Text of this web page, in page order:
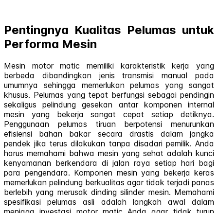
Pentingnya Kualitas Pelumas untuk
Performa Mesin
Mesin motor matic memiliki karakteristik kerja yang
berbeda dibandingkan jenis transmisi manual pada
umumnya sehingga memerlukan pelumas yang sangat
khusus. Pelumas yang tepat berfungsi sebagai pendingin
sekaligus pelindung gesekan antar komponen internal
mesin yang bekerja sangat cepat setiap detiknya.
Penggunaan pelumas tiruan berpotensi menurunkan
efisiensi bahan bakar secara drastis dalam jangka
pendek jika terus dilakukan tanpa disadari pemilik. Anda
harus memahami bahwa mesin yang sehat adalah kunci
kenyamanan berkendara di jalan raya setiap hari bagi
para pengendara. Komponen mesin yang bekerja keras
memerlukan pelindung berkualitas agar tidak terjadi panas
berlebih yang merusak dinding silinder mesin. Memahami
spesifikasi pelumas asli adalah langkah awal dalam